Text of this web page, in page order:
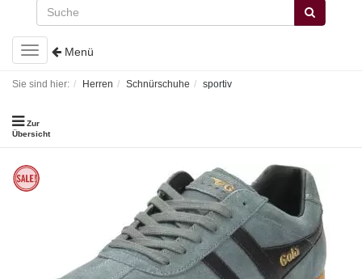
Toggle
navigation
Menü
Sie sind hier: Herren Schnürschuhe sportiv
Zur
Übersicht